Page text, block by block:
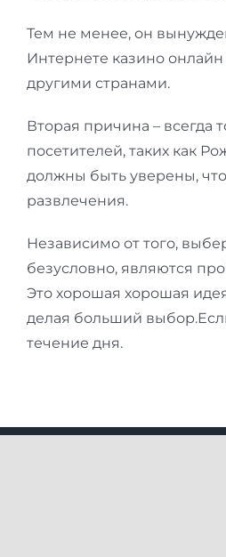
Тем не менее, он
Интернете казино
другими странами.
Вторая причина – всегда
посетителей, таких как
должны быть уверены,
развлечения.
Независимо от того,
безусловно, являются
Это хорошая хорошая
делая больший
течение дня.